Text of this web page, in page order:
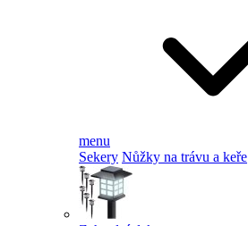
menu
Sekery Nůžky na trávu a keře